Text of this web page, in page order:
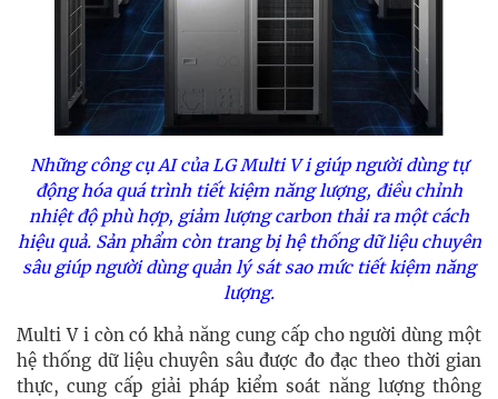
Những công cụ AI của LG Multi V i giúp người dùng tự
động hóa quá trình tiết kiệm năng lượng, điều chỉnh
nhiệt độ phù hợp, giảm lượng carbon thải ra một cách
hiệu quả. Sản phẩm còn trang bị hệ thống dữ liệu chuyên
sâu giúp người dùng quản lý sát sao mức tiết kiệm năng
lượng.
Multi V i còn có khả năng cung cấp cho người dùng một
hệ thống dữ liệu chuyên sâu được đo đạc theo thời gian
thực, cung cấp giải pháp kiểm soát năng lượng thông